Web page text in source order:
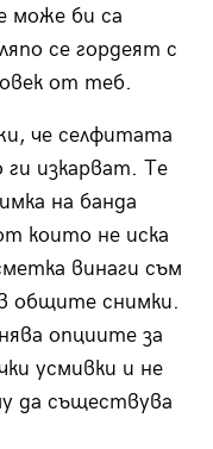
може би са
се гордеят с
от теб.
че селфитата
ги изкарват. Те
на банда
които не иска
винаги съм
общите снимки.
опциите за
усмивки и не
да съществува